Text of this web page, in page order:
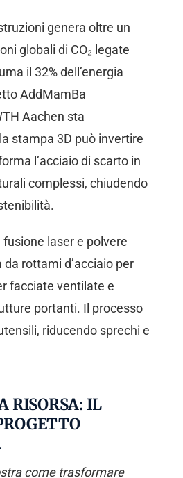
genera oltre un
globali di CO₂ legate
il 32% dell’energia
AddMamBa
Aachen sta
stampa 3D può invertire
l’acciaio di scarto in
complessi, chiudendo
laser e polvere
rottami d’acciaio per
facciate ventilate e
portanti. Il processo
riducendo sprechi e
RISORSA: IL
come trasformare